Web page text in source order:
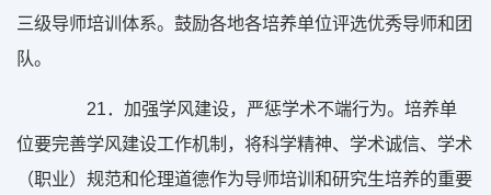
三级导师培训体系。鼓励各地各培养单位评选优秀导师和团
队。
21 ．加强学风建设，严惩学术不端行为。培养单
位要完善学风建设工作机制，将科学精神、学术诚信、学术
（职业）规范和伦理道德作为导师培训和研究生培养的重要